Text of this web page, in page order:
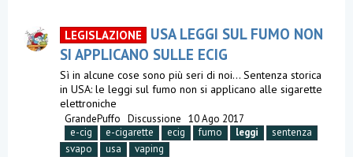
LEGISLAZIONE
USA LEGGI SUL FUMO NON
SI APPLICANO SULLE ECIG
Sì in alcune cose sono più seri di noi... Sentenza storica
in USA: le leggi sul fumo non si applicano alle sigarette
elettroniche
GrandePuffo Discussione 10 Ago 2017
e-cig
e-cigarette ecig fumo leggi
sentenza
svapo
usa
vaping